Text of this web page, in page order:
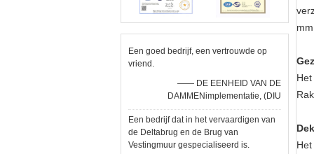
Een goed bedrijf, een vertrouwde op
vriend.
—— DE EENHEID VAN DE
DAMMENimplementatie, (DIU
Een bedrijf dat in het vervaardigen van
de Deltabrug en de Brug van
Vestingmuur gespecialiseerd is.